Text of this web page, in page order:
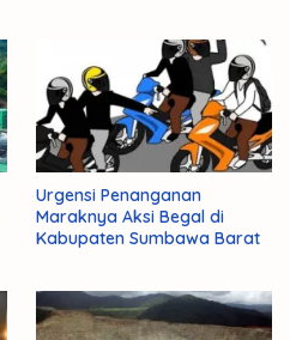
Urgensi Penanganan
Maraknya Aksi Begal di
Kabupaten Sumbawa Barat